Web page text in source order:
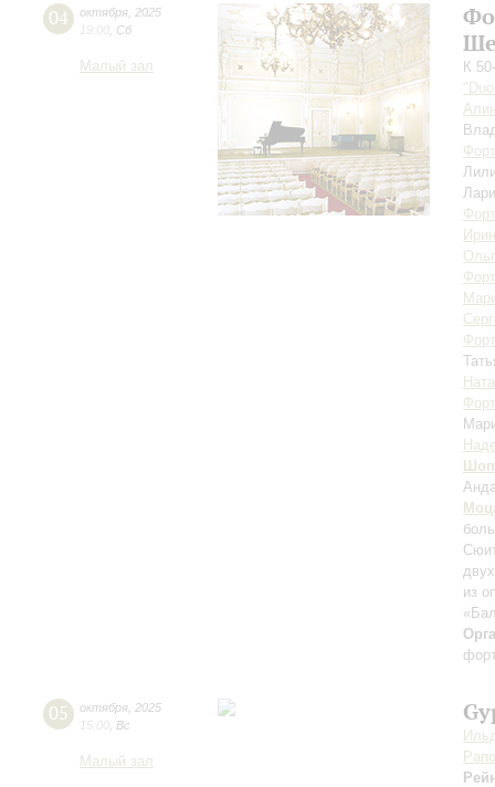
04 октября 2025
19:00 Сб
Малый зал
К
из
05 октября 2025
15:00 Вс
Малый зал